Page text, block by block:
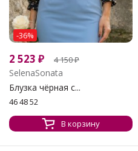
-36%
2 523 ₽ 4 150₽
SelenaSonata
Блузка чёрная с...
46 48 52
В корзину